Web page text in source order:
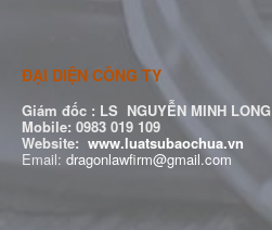
ĐẠI DIỆN CÔNG TY
Giám đốc : LS NGUYỄN MINH LONG
Mobile: 0983 019 109
Website: www.luatsubaochua.vn
Email: dragonlawfirm@gmail.com